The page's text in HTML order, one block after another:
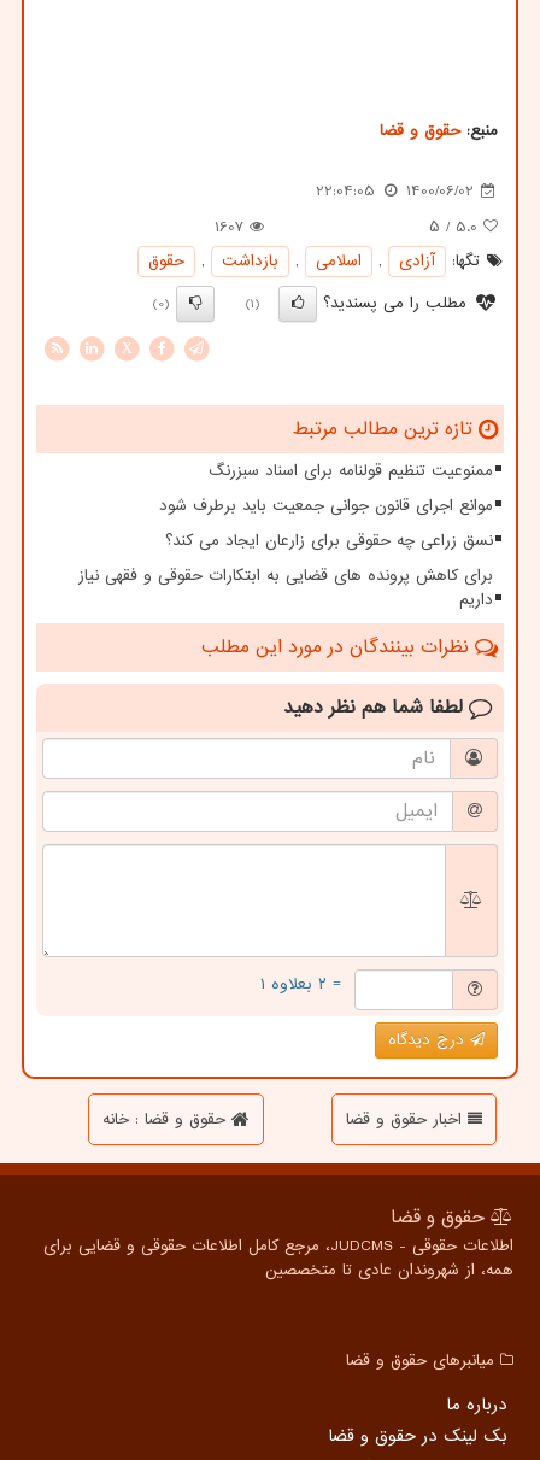
منبع:حقوق و قضا
1400/06/02
22:04:05
5.0 / ۵
1607
تگها:
آزادی , اسلامی , بازداشت ,
حقوق
مطلب را می پسندید؟
(1)
(0)
X
تازه ترین مطالب مرتبط
ممنوعیت تنظیم قولنامه برای اسناد سبزرنگ
موانع اجرای قانون جوانی جمعیت باید برطرف شود
نسق زراعی چه حقوقی برای زارعان ایجاد می کند؟
برای کاهش پرونده های قضایی به ابتکارات حقوقی و فقهی نیاز
داریم
نظرات بینندگان در مورد این مطلب
لطفا شما هم نظر دهید
= ۲ بعلاوه ۱
درج دیدگاه
اخبار حقوق و قضا حقوق و قضا : خانه
حقوق و قضا
اطلاعات حقوقی - JUDCMS، مرجع کامل اطلاعات حقوقی و قضایی برای
همه، از شهروندان عادی تا متخصصین
میانبرهای حقوق و قضا
درباره ما
بک لینک در حقوق و قضا